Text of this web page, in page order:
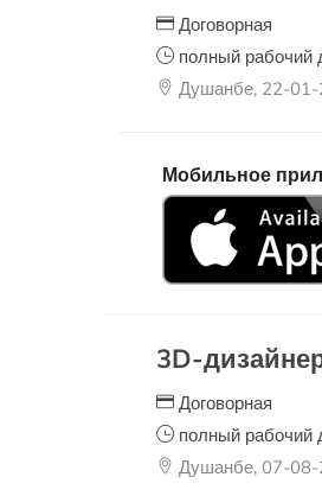
Договорная
полный рабочий
Душанбе, 22-
Мобильное
3D-
Договорная
полный рабочий
Душанбе, 07-